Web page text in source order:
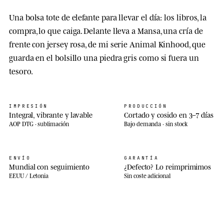
Una bolsa tote de elefante para llevar el día: los libros, la
compra, lo que caiga. Delante lleva a Mansa, una cría de
frente con jersey rosa, de mi serie Animal Kinhood, que
guarda en el bolsillo una piedra gris como si fuera un
tesoro.
IMPRESIÓN
Integral, vibrante y lavable
AOP DTG · sublimación
PRODUCCIÓN
Cortado y cosido en 3–7 días
Bajo demanda · sin stock
ENVÍO
Mundial con seguimiento
EEUU / Letonia
GARANTÍA
¿Defecto? Lo reimprimimos
Sin coste adicional